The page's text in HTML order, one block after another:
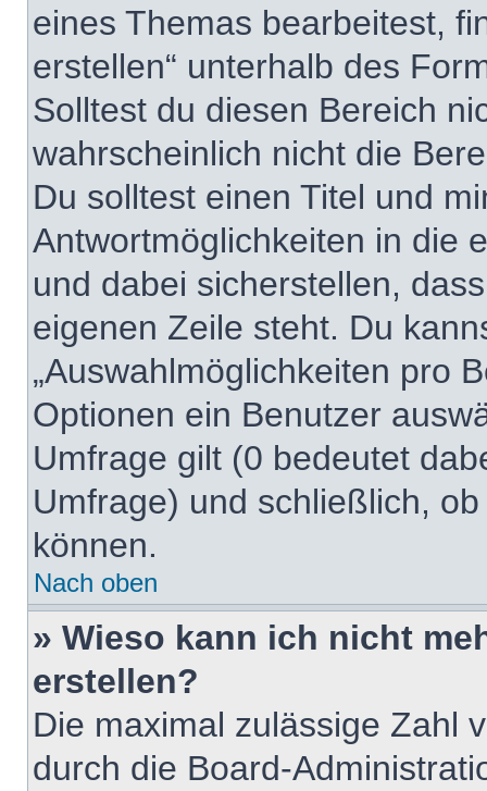
eines Themas bearbeitest,
erstellen“ unterhalb des
Solltest du diesen Bereich
wahrscheinlich nicht die
Du solltest einen Titel und
Antwortmöglichkeiten in die
und dabei sicherstellen,
eigenen Zeile steht. Du
„Auswahlmöglichkeiten pro
Optionen ein Benutzer
Umfrage gilt (0 bedeutet
Umfrage) und schließlich,
können.
Nach oben
» Wieso kann ich nicht
erstellen?
Die maximal zulässige Zahl
durch die Board-